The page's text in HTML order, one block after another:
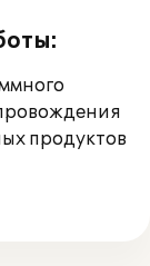
продуктов